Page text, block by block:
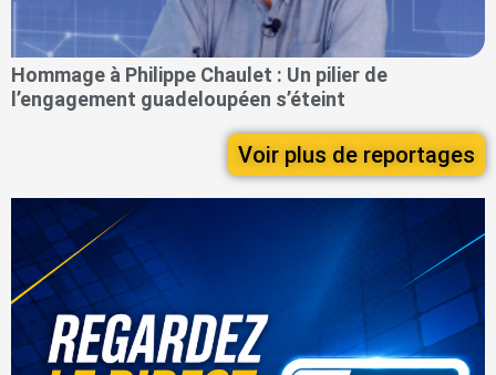
Hommage à Philippe Chaulet : Un pilier de
l’engagement guadeloupéen s’éteint
Voir plus de reportages